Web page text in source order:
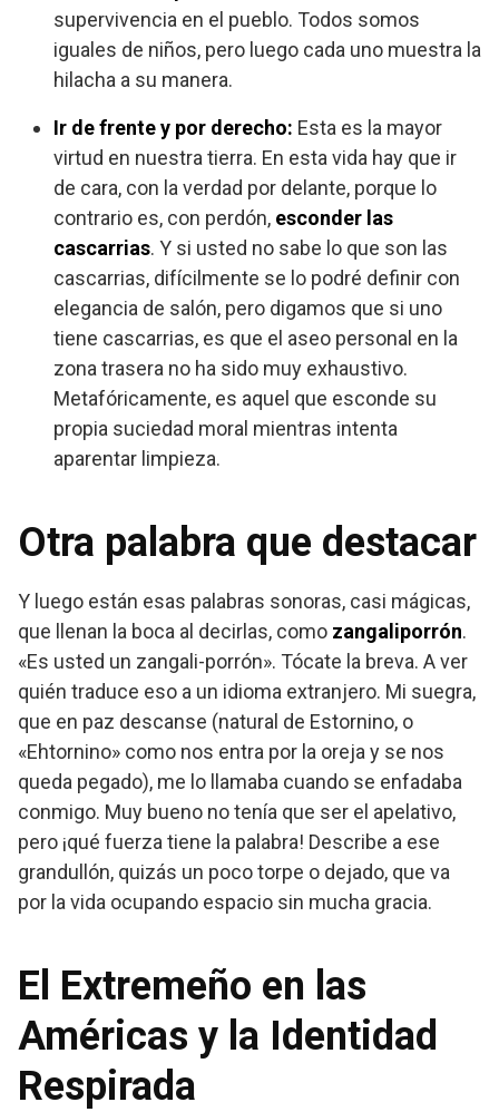
supervivencia en el pueblo. Todos somos
iguales de niños, pero luego cada uno muestra la
hilacha a su manera.
Ir de frente y por derecho: Esta es la mayor
virtud en nuestra tierra. En esta vida hay que ir
de cara, con la verdad por delante, porque lo
contrario es, con perdón, esconder las
cascarrias. Y si usted no sabe lo que son las
cascarrias, difícilmente se lo podré definir con
elegancia de salón, pero digamos que si uno
tiene cascarrias, es que el aseo personal en la
zona trasera no ha sido muy exhaustivo.
Metafóricamente, es aquel que esconde su
propia suciedad moral mientras intenta
aparentar limpieza.
Otra palabra que destacar
Y luego están esas palabras sonoras, casi mágicas,
que llenan la boca al decirlas, como zangaliporrón.
«Es usted un zangali-porrón». Tócate la breva. A ver
quién traduce eso a un idioma extranjero. Mi suegra,
que en paz descanse (natural de Estornino, o
«Ehtornino» como nos entra por la oreja y se nos
queda pegado), me lo llamaba cuando se enfadaba
conmigo. Muy bueno no tenía que ser el apelativo,
pero ¡qué fuerza tiene la palabra! Describe a ese
grandullón, quizás un poco torpe o dejado, que va
por la vida ocupando espacio sin mucha gracia.
El Extremeño en las
Américas y la Identidad
Respirada